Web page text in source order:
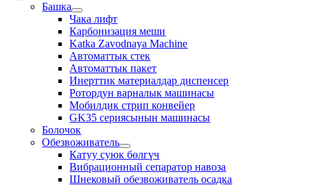
Башка
Чака лифт
Карбонизация меши
Katka Zavodnaya Machine
Автоматтык стек
Автоматтык пакет
Инерттик материалдар диспенсер
Ротордун варналык машинасы
Мобилдик стрип конвейер
GK35 сериясынын машинасы
Болочок
Обезвоживатель
Катуу суюк бөлгүч
Вибрационный сепаратор навоза
Шнековый обезвоживатель осадка